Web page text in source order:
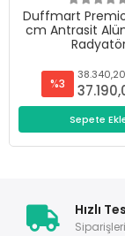
Duffmart
cm Antrasit
%3
Sepete
Hızlı